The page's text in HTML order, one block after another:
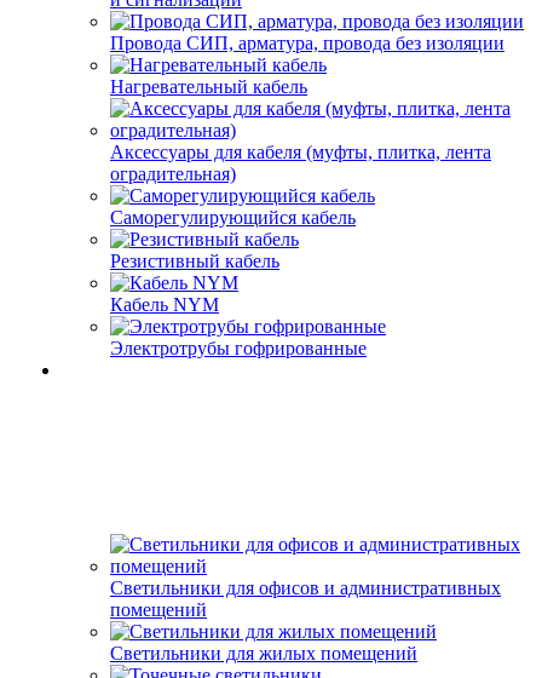
Провода СИП, арматура, провода без изоляции
Нагревательный кабель
Аксессуары для кабеля (муфты, плитка, лента
оградительная)
Саморегулирующийся кабель
Резистивный кабель
Кабель NYM
Электротрубы гофрированные
Светильники для офисов и административных
помещений
Светильники для жилых помещений